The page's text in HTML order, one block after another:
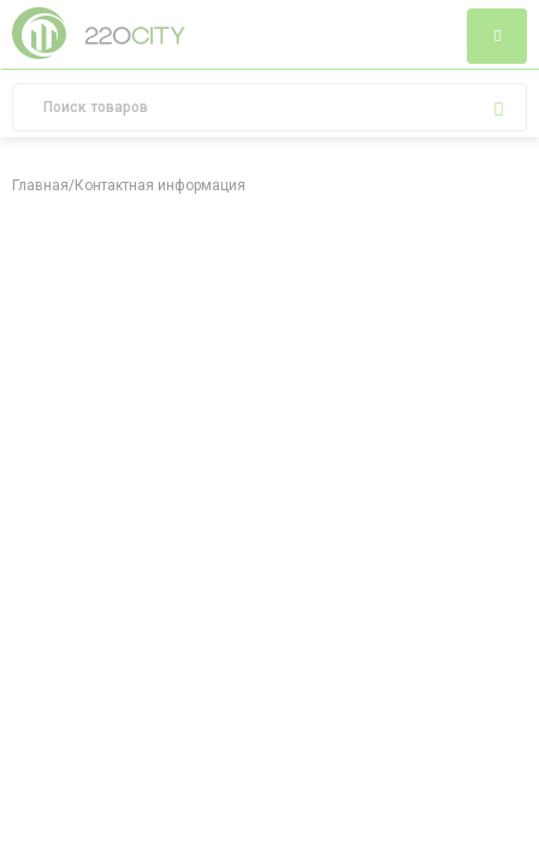
Главная/Контактная информация